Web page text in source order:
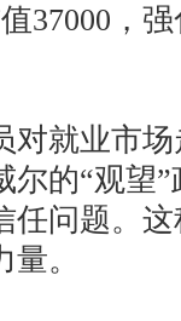
37000，
就业市场
的“观望
任问题。
。